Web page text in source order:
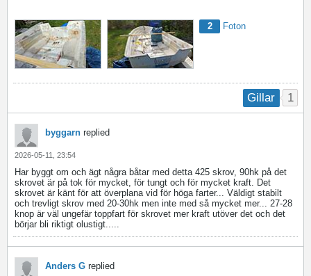
2 Foton
Gillar 1
byggarn replied
2026-05-11, 23:54
Har byggt om och ägt några båtar med detta 425 skrov, 90hk på det
skrovet är på tok för mycket, för tungt och för mycket kraft. Det
skrovet är känt för att överplana vid för höga farter... Väldigt stabilt
och trevligt skrov med 20-30hk men inte med så mycket mer... 27-28
knop är väl ungefär toppfart för skrovet mer kraft utöver det och det
börjar bli riktigt olustigt.....
Anders G replied